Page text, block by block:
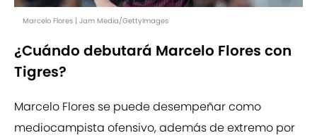
Marcelo Flores | Jam Media/GettyImages
¿Cuándo debutará Marcelo Flores con
Tigres?
Marcelo Flores se puede desempeñar como
mediocampista ofensivo, además de extremo por